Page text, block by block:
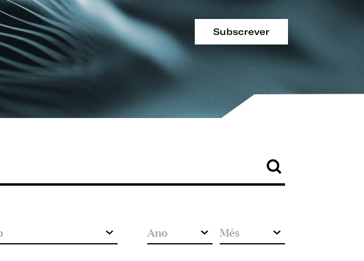
Subscrever